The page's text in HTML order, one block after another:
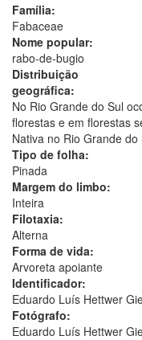
Família:
Fabaceae
Nome popular:
rabo-de-bugio
Distribuição
geográfica:
No Rio Grande do Sul
florestas e em florestas
Nativa no Rio Grande
Tipo de folha:
Pinada
Margem do limbo:
Inteira
Filotaxia:
Alterna
Forma de vida:
Arvoreta apoiante
Identificador:
Eduardo Luís Hettwer
Fotógrafo:
Eduardo Luís Hettwer